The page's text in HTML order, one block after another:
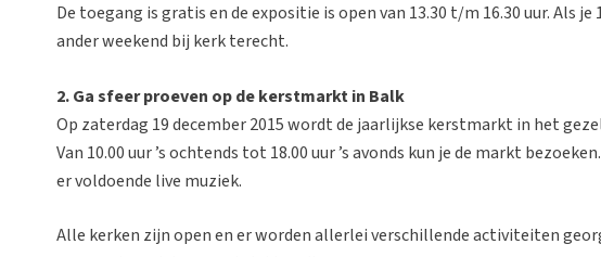
De toegang is gratis en de expositie is open van 13.30 t/m 16.30 uur. Als
ander weekend bij kerk terecht.
2. Ga sfeer proeven op de kerstmarkt in Balk
Op zaterdag 19 december 2015 wordt de jaarlijkse kerstmarkt in het
Van 10.00 uur ’s ochtends tot 18.00 uur ’s avonds kun je de markt
er voldoende live muziek.
Alle kerken zijn open en er worden allerlei verschillende activiteiten